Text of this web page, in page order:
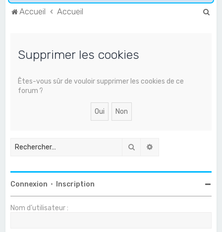
Accueil Accueil
Supprimer les cookies
Êtes-vous sûr de vouloir supprimer les cookies de ce
forum ?
Rechercher
Connexion • Inscription
Nom d’utilisateur :